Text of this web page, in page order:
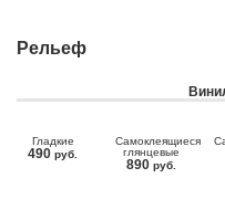
Рельеф
Гладкие
490 руб.
Самоклеящиеся
глянцевые
890 руб.